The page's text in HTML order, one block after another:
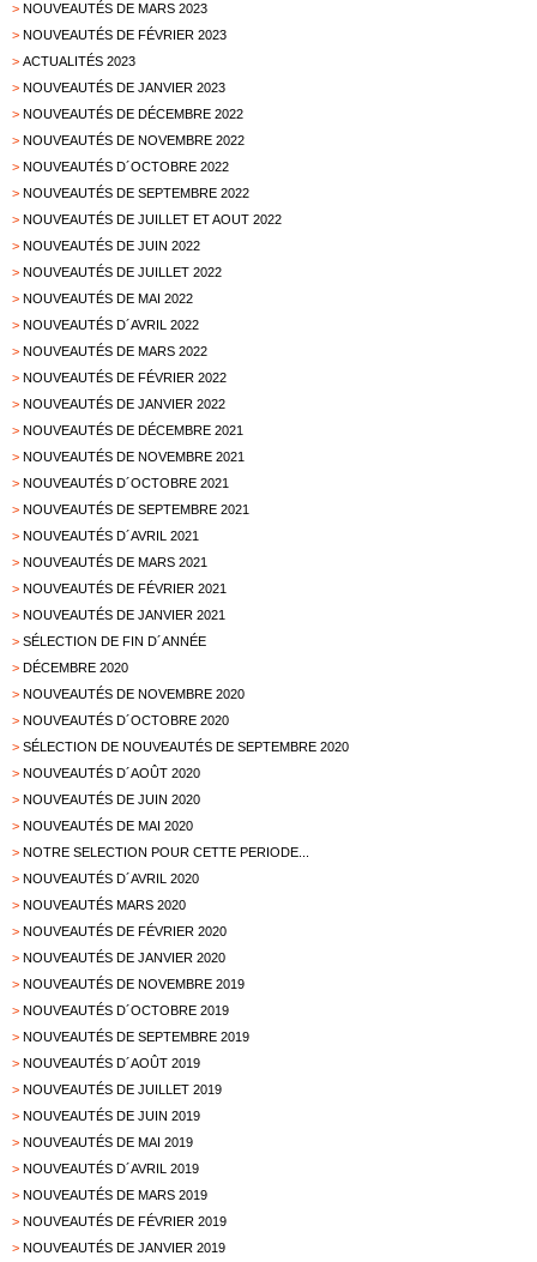
> NOUVEAUTÉS DE MARS 2023
> NOUVEAUTÉS DE FÉVRIER 2023
> ACTUALITÉS 2023
> NOUVEAUTÉS DE JANVIER 2023
> NOUVEAUTÉS DE DÉCEMBRE 2022
> NOUVEAUTÉS DE NOVEMBRE 2022
> NOUVEAUTÉS D´OCTOBRE 2022
> NOUVEAUTÉS DE SEPTEMBRE 2022
> NOUVEAUTÉS DE JUILLET ET AOUT 2022
> NOUVEAUTÉS DE JUIN 2022
> NOUVEAUTÉS DE JUILLET 2022
> NOUVEAUTÉS DE MAI 2022
> NOUVEAUTÉS D´AVRIL 2022
> NOUVEAUTÉS DE MARS 2022
> NOUVEAUTÉS DE FÉVRIER 2022
> NOUVEAUTÉS DE JANVIER 2022
> NOUVEAUTÉS DE DÉCEMBRE 2021
> NOUVEAUTÉS DE NOVEMBRE 2021
> NOUVEAUTÉS D´OCTOBRE 2021
> NOUVEAUTÉS DE SEPTEMBRE 2021
> NOUVEAUTÉS D´AVRIL 2021
> NOUVEAUTÉS DE MARS 2021
> NOUVEAUTÉS DE FÉVRIER 2021
> NOUVEAUTÉS DE JANVIER 2021
> SÉLECTION DE FIN D´ANNÉE
> DÉCEMBRE 2020
> NOUVEAUTÉS DE NOVEMBRE 2020
> NOUVEAUTÉS D´OCTOBRE 2020
> SÉLECTION DE NOUVEAUTÉS DE SEPTEMBRE 2020
> NOUVEAUTÉS D´AOÛT 2020
> NOUVEAUTÉS DE JUIN 2020
> NOUVEAUTÉS DE MAI 2020
> NOTRE SELECTION POUR CETTE PERIODE...
> NOUVEAUTÉS D´AVRIL 2020
> NOUVEAUTÉS MARS 2020
> NOUVEAUTÉS DE FÉVRIER 2020
> NOUVEAUTÉS DE JANVIER 2020
> NOUVEAUTÉS DE NOVEMBRE 2019
> NOUVEAUTÉS D´OCTOBRE 2019
> NOUVEAUTÉS DE SEPTEMBRE 2019
> NOUVEAUTÉS D´AOÛT 2019
> NOUVEAUTÉS DE JUILLET 2019
> NOUVEAUTÉS DE JUIN 2019
> NOUVEAUTÉS DE MAI 2019
> NOUVEAUTÉS D´AVRIL 2019
> NOUVEAUTÉS DE MARS 2019
> NOUVEAUTÉS DE FÉVRIER 2019
> NOUVEAUTÉS DE JANVIER 2019